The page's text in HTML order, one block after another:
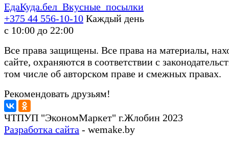
ЕдаКуда.бел Вкусные посылки
+375 44 556-10-10 Каждый день
с 10:00 до 22:00
Все права защищены. Все права на материалы,
сайте, охраняются в соответствии с
том числе об авторском праве и смежных правах.
Рекомендовать друзьям!
ЧТПУП "ЭкономМаркет" г.Жлобин 2023
Разработка сайта - wemake.by